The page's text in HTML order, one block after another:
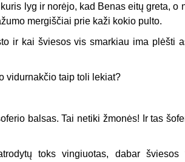
lyg ir norėjo, kad Benas eitų greta, o
mergiščiai prie kaži kokio pulto.
ir kai šviesos vis smarkiau ima plėšti
vidurnakčio taip toli lekiat?
balsas. Tai netiki žmonės! Ir tas
toks vingiuotas, dabar